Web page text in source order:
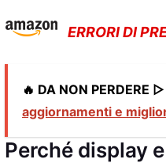
ERRORI DI
🔥 DA NON PERDERE ▷
aggiornamenti e
Perché display